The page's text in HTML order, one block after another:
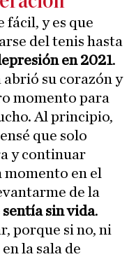
fácil, y es que
del tenis hasta
en 2021.
su corazón y
momento para
Al principio,
que solo
y continuar
en el
de la
sentía sin vida.
porque si no, ni
la sala de